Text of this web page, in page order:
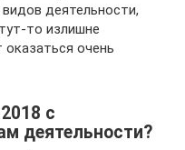
деятельности,
то излишне
очень
с
деятельности?